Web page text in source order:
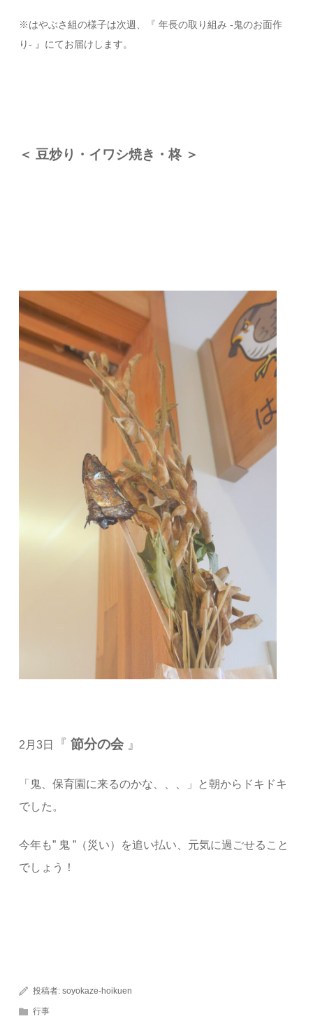
※はやぶさ組の様子は次週、『 年長の取り組み -鬼のお面作
り- 』にてお届けします。
＜ 豆炒り・イワシ焼き・柊 ＞
2月3日 『節分の会 』
「鬼、保育園に来るのかな、、、」と朝からドキドキ
でした。
今年も” 鬼 ”（災い）を追い払い、元気に過ごせること
でしょう！
投稿者:soyokaze-hoikuen
行事